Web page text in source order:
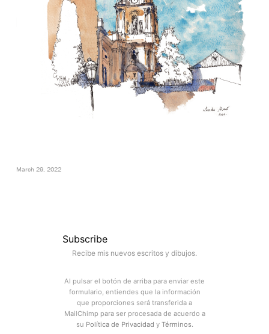
March 29, 2022
Subscribe
Recibe mis nuevos escritos y dibujos.
Al pulsar el botón de arriba para enviar este
formulario, entiendes que la información
que proporciones será transferida a
MailChimp para ser procesada de acuerdo a
su Política de Privacidad y Términos.